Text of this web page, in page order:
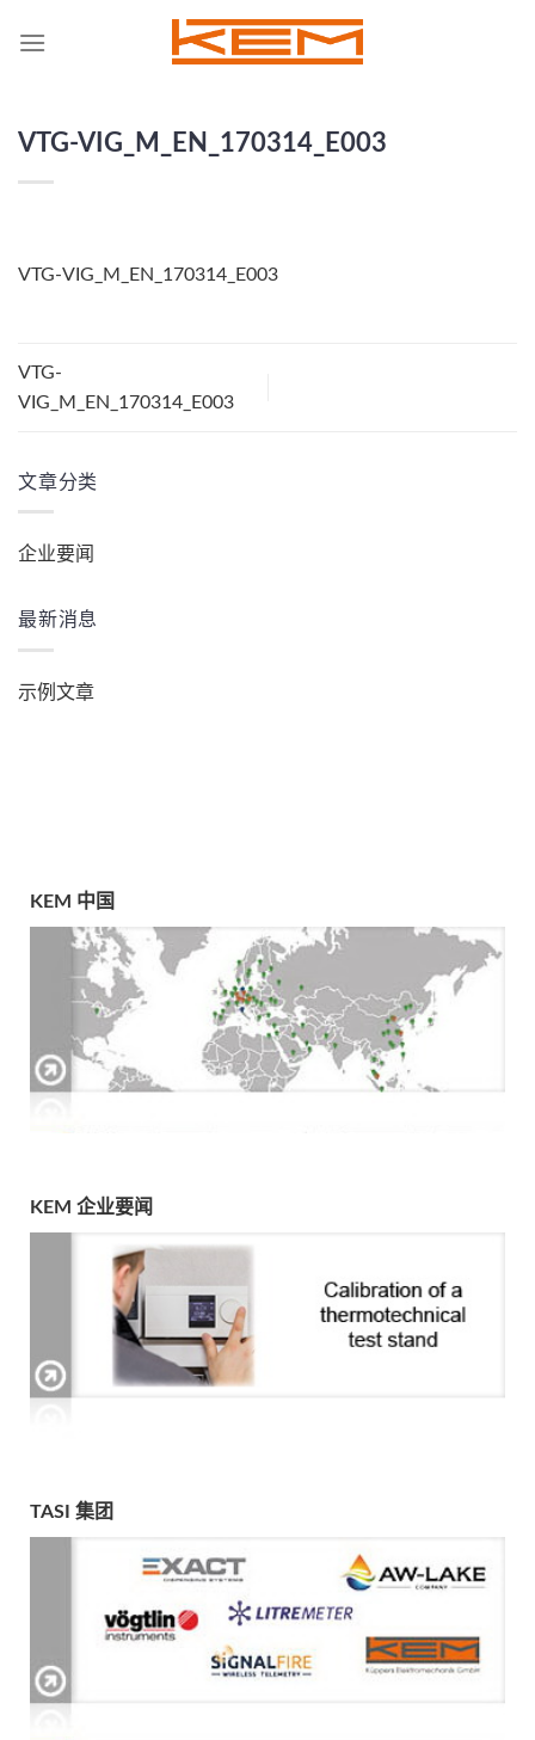
VTG-VIG_M_EN_170314_E003
VTG-VIG_M_EN_170314_E003
VTG-
VIG_M_EN_170314_E003
文章分类
企业要闻
最新消息
示例文章
KEM 中国
KEM 企业要闻
TASI 集团